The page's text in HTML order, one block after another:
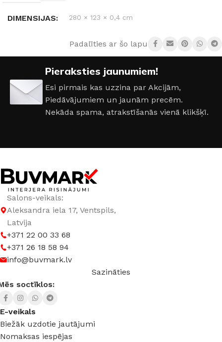
DIMENSIJAS 280 × 123 × 0,4 cm
Marble Gold R154
Padalīties ar šo lapu:
Pieraksties jaunumiem!
Esi pirmais kas uzzina par Akcijām,
Piedāvājumiem un jaunām precēm.
Nekāda spama, atrakstīšanās vienā klikšķī.
Salons-veikals:
Aleksandra iela 17, Ventspils,
Latvija
+371 22 00 33 68
+371 26 18 58 94
info@buvmark.lv
Sazināties
soctīklos:
E-veikals
Biežāk uzdotie jautājumi
Nomaksas iespējas